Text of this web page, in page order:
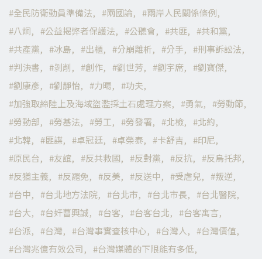
全民防衛動員準備法
兩國論
兩岸人民關係條例
八炯
公益揭弊者保護法 公聽會 共匪
共和黨
共產黨
冰島 出櫃 分崩離析 分手
刑事訴訟法
判決書
剝削 創作 劉世芳 劉宇席
劉寶傑
劉康彥
劉靜怡 力暘
功夫
加強取締陸上及海域盜濫採土石處理方案
勇氣
勞動節
勞動部
勞基法 勞工 勞發署 北檢
北約
北韓
匪諜 卓冠廷 卓榮泰 卡舒吉
印尼
原民台
友誼 反共救國 反對黨 反抗
反烏托邦
反猶主義
反罷免 反美 反送中 受虐兒
叛逆
台中
台北地方法院 台北市 台北市長
台北醫院
台大
台奸曹興誠 台客 台客台北
台客寓言
台派
台灣 台灣事實查核中心 台灣人
台灣價值
台灣兆億有效公司
台灣媒體的下限能有多低